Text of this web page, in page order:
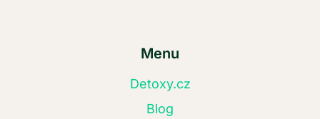
Menu
Detoxy.cz
Blog